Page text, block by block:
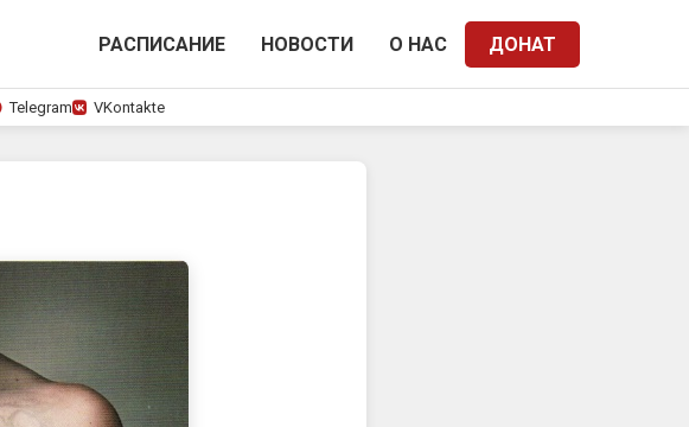
РАСПИСАНИЕ НОВОСТИ О НАС ДОНАТ
Telegram VKontakte